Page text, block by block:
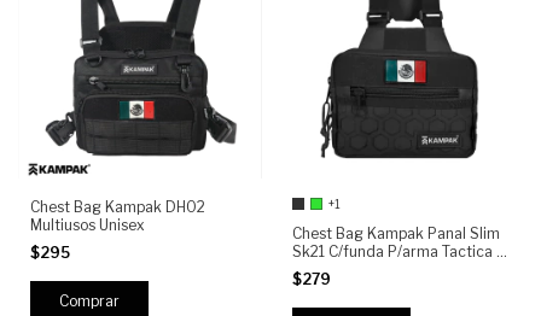
Chest Bag Kampak DH02
Multiusos Unisex
$295
+1
Chest Bag Kampak Panal Slim
Sk21 C/funda P/arma Tactica +
PARCHE GRATIS
$279